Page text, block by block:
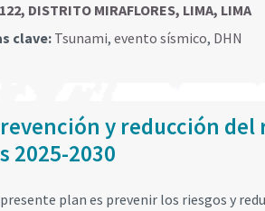
DISTRITO MIRAFLORES, LIMA, LIMA
clave:Tsunami, evento sísmico, DHN
y reducción
2025-2030
plan es prevenir los riesgos y